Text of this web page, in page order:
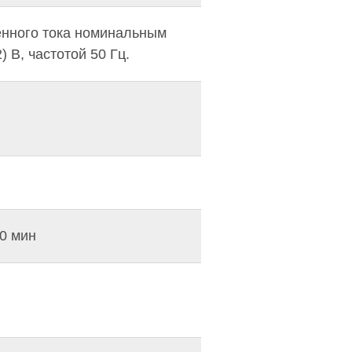
тока номинальным
В, частотой 50 Гц.
мин